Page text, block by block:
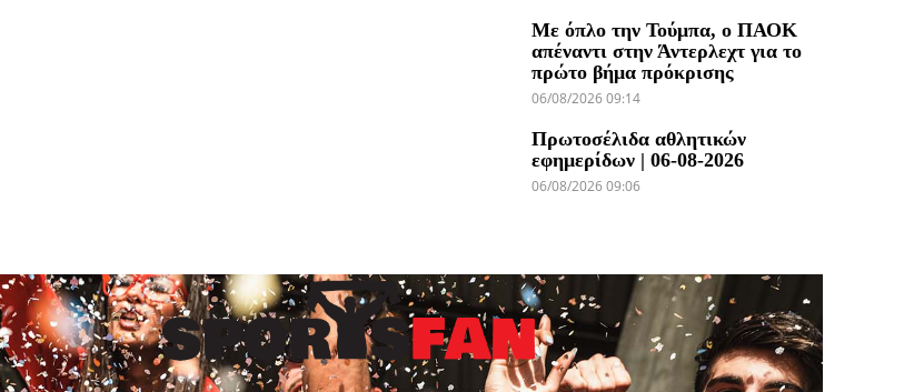
Με όπλο την Τούμπα, ο ΠΑΟΚ
απέναντι στην Άντερλεχτ για το
πρώτο βήμα πρόκρισης
06/08/2026 09:14
Πρωτοσέλιδα αθλητικών
εφημερίδων | 06-08-2026
06/08/2026 09:06